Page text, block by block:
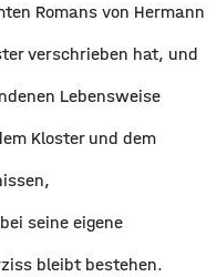
Romans von Hermann
verschrieben hat, und
Lebensweise
Kloster und dem
seine eigene
bleibt bestehen.